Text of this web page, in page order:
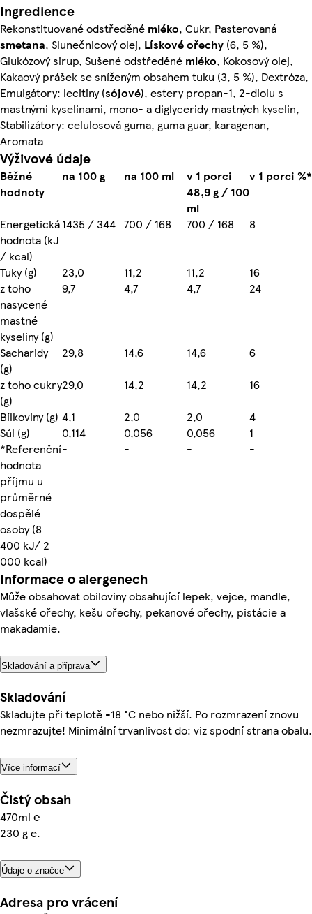
Ingredience
Rekonstituované odstředěné mléko, Cukr, Pasterovaná
smetana, Slunečnicový olej, Lískovéořechy (6, 5 %),
Glukózový sirup, Sušené odstředěné mléko, Kokosový olej,
Kakaový prášek se sníženým obsahem tuku (3, 5 %), Dextróza,
Emulgátory: lecitiny (sójové), estery propan-1, 2-diolu s
mastnými kyselinami, mono- a diglyceridy mastných kyselin,
Stabilizátory: celulosová guma, guma guar, karagenan,
Aromata
Výživové údaje
Běžné
hodnoty
na 100 g na 100 ml
v 1 porci
48,9 g / 100
ml
v 1 porci %*
Energetická
hodnota (kJ
/ kcal)
1435 / 344 700 / 168 700 / 168 8
Tuky (g) 23,0 11,2 11,2
16
z toho
nasycené
mastné
kyseliny (g)
9,7 4,7 4,7 24
Sacharidy
(g)
29,8 14,6 14,6
6
z toho cukry
(g)
29,0 14,2 14,2
16
Bílkoviny (g) 4,1 2,0 2,0
4
Sůl (g)
0,114 0,056 0,056
1
*Referenční
hodnota
příjmu u
průměrné
dospělé
osoby (8
400 kJ/ 2
000 kcal)
- - - -
Informace o alergenech
Může obsahovat obiloviny obsahující lepek, vejce, mandle,
vlašské ořechy, kešu ořechy, pekanové ořechy, pistácie a
makadamie.
Skladování a příprava
Skladování
Skladujte při teplotě -18 °C nebo nižší. Po rozmrazení znovu
nezmrazujte! Minimální trvanlivost do: viz spodní strana obalu.
Více informací
Čistý obsah
470ml ℮
230 g e.
Údaje o značce
Adresa pro vrácení